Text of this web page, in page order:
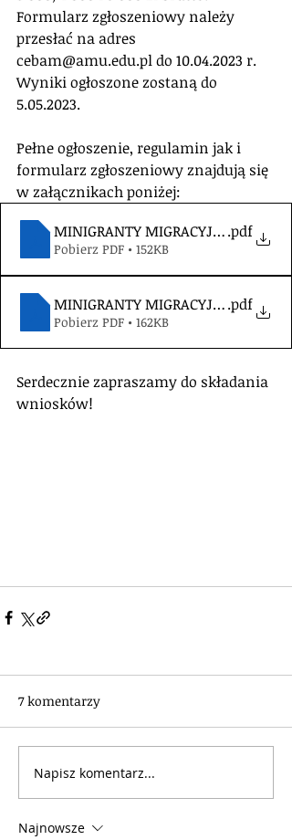
Formularz zgłoszeniowy należy
przesłać na adres
cebam@amu.edu.pl do 10.04.2023 r.
Wyniki ogłoszone zostaną do
5.05.2023.
Pełne ogłoszenie, regulamin jak i
formularz zgłoszeniowy znajdują się
w załącznikach poniżej:
MINIGRANTY
.pdf
Pobierz PDF • 152KB
MINIGRANTY .pdf
Pobierz PDF • 162KB
Serdecznie zapraszamy do składania
wniosków!
7 komentarzy
Napisz komentarz...
Najnowsze